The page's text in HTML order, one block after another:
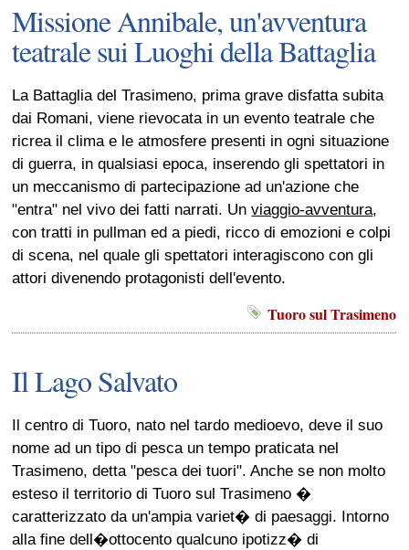
Missione Annibale, un'avventura
teatrale sui Luoghi della Battaglia
La Battaglia del Trasimeno, prima grave disfatta subita
dai Romani, viene rievocata in un evento teatrale che
ricrea il clima e le atmosfere presenti in ogni situazione
di guerra, in qualsiasi epoca, inserendo gli spettatori in
un meccanismo di partecipazione ad un'azione che
"entra" nel vivo dei fatti narrati. Unviaggio-avventura,
con tratti in pullman ed a piedi, ricco di emozioni e colpi
di scena, nel quale gli spettatori interagiscono con gli
attori divenendo protagonisti dell'evento.
Tuoro sul Trasimeno
Il Lago Salvato
Il centro di Tuoro, nato nel tardo medioevo, deve il suo
nome ad un tipo di pesca un tempo praticata nel
Trasimeno, detta "pesca dei tuori". Anche se non molto
esteso il territorio di Tuoro sul Trasimeno �
caratterizzato da un'ampia variet� di paesaggi. Intorno
alla fine dell�ottocento qualcuno ipotizz� di